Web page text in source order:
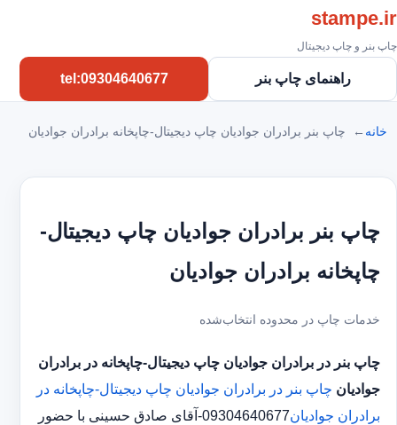
stampe.ir
چاپ بنر و چاپ دیجیتال
راهنمای چاپ بنر tel:09304640677
خانه چاپ بنر برادران جوادیان چاپ دیجیتال-چاپخانه برادران جوادیان
چاپ بنر برادران جوادیان چاپ دیجیتال-
چاپخانه برادران جوادیان
خدمات چاپ در محدوده انتخاب‌شده
چاپ بنر در برادران جوادیان چاپ دیجیتال-چاپخانه در برادران
جوادیان چاپ بنر در برادران جوادیان چاپ دیجیتال-چاپخانه در
برادران جوادیان
09304640677-آقای صادق حسینی با حضور